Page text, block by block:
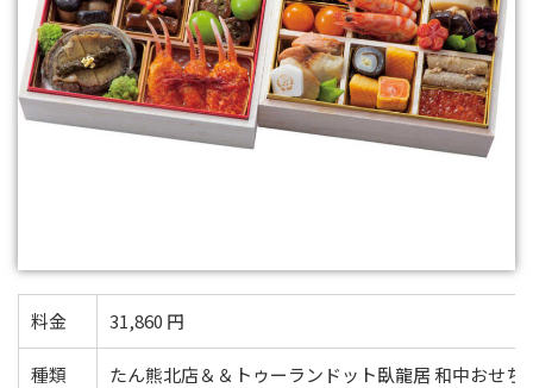
料金 31,860 円
種類 たん熊北店＆＆トゥーランドット臥龍居 和中おせち